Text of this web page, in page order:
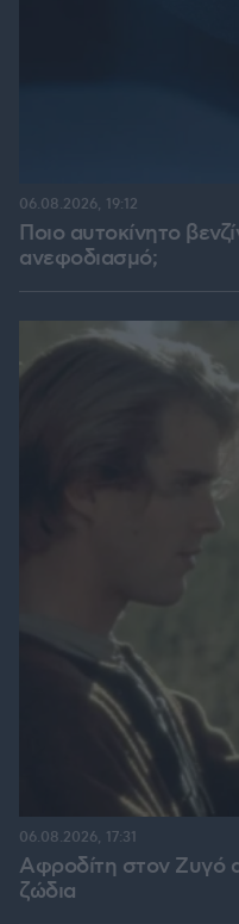
Ποιο αυτοκίνητο
ανεφοδιασμό;
06.08.2026, 19:12
Αφροδίτη στον Ζυγό
ζώδια
06.08.2026, 17:31